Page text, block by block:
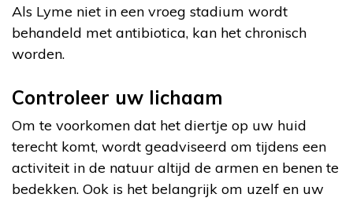
Als Lyme niet in een vroeg stadium wordt
behandeld met antibiotica, kan het chronisch
worden.
Controleer uw lichaam
Om te voorkomen dat het diertje op uw huid
terecht komt, wordt geadviseerd om tijdens een
activiteit in de natuur altijd de armen en benen te
bedekken. Ook is het belangrijk om uzelf en uw